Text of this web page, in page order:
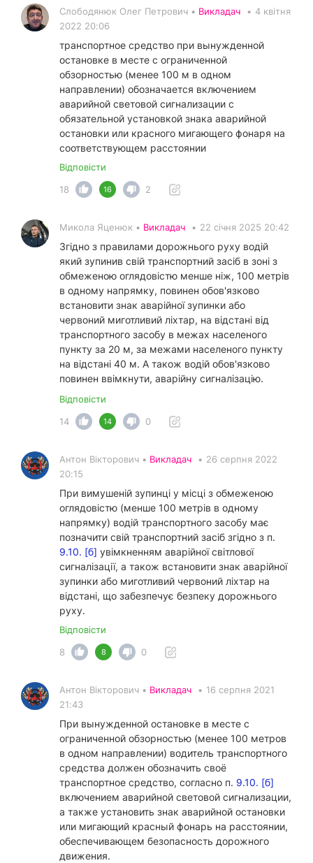
Слободянюк Олег Петрович • Викладач • 4 квітня
2022 20:06
транспортное средство при вынужденной
остановке в месте с ограниченной
обзорностью (менее 100 м в одном
направлении) обозначается включением
аварийной световой сигнализации с
обязательной установкой знака аварийной
остановки или красного мигающего фонаря на
соответствующем расстоянии
Відповісти
18
16 2
Микола Яценюк • Викладач • 22 січня 2025 20:42
Згідно з правилами дорожнього руху водій
який зупинив свій транспортний засіб в зоні з
обмеженою оглядовістю менше ніж, 100 метрів
в одному напрямку, повинен обов'язково
встановити знак аварійної зупинки або
червоний миготливий ліхтар, на відстані від
транспортного засобу в межах населеного
пункту за 20 м, за межами населеного пункту
на відстані 40 м. А також водій обов'язково
повинен ввімкнути, аварійну сигналізацію.
Відповісти
14
14 0
Антон Вікторович • Викладач • 26 серпня 2022
20:15
При вимушеній зупинці у місці з обмеженою
оглядовістю (менше 100 метрів в одному
напрямку) водій транспортного засобу має
позначити свій транспортний засіб згідно з п.
9.10. [б] увімкненням аварійної світлової
сигналізації, а також встановити знак аварійної
зупинки або миготливий червоний ліхтар на
відстані, що забезпечує безпеку дорожнього
руху.
Відповісти
8
8 0
Антон Вікторович • Викладач • 16 серпня 2021
21:43
При вынужденной остановке в месте с
ограниченной обзорностью (менее 100 метров
в одном направлении) водитель транспортного
средства должен обозначить своё
транспортное средство, согласно п. 9.10. [б]
включением аварийной световой сигнализации,
а также установить знак аварийной остановки
или мигающий красный фонарь на расстоянии,
обеспечивающем безопасность дорожного
движения.